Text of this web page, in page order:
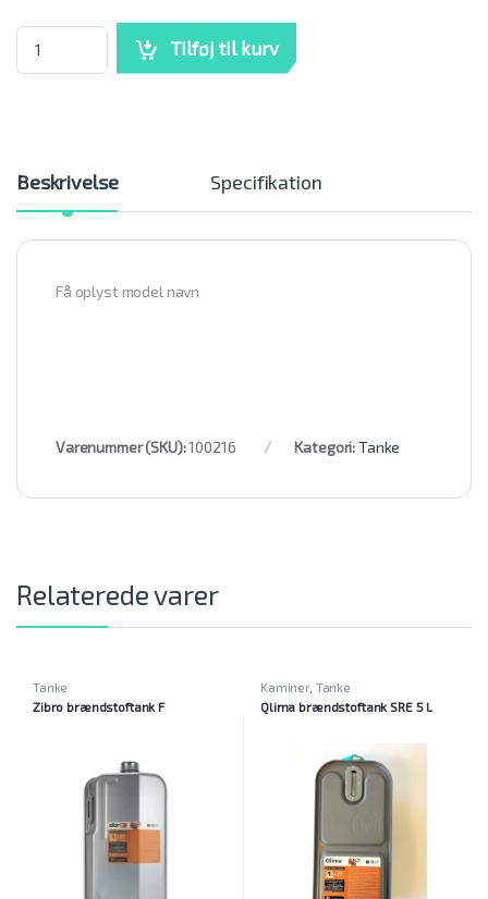
Zibro brændstoftank C (-B) mængde
Tilføj til kurv
Beskrivelse Specifikation
Få oplyst model navn
Varenummer (SKU):100216 Kategori:Tanke
Relaterede varer
Tanke
Zibro brændstoftank F
Kaminer, Tanke
Qlima brændstoftank SRE 5 L